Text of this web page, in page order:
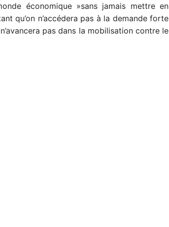
économique »sans jamais mettre en
qu’on n’accédera pas à la demande forte
pas dans la mobilisation contre le